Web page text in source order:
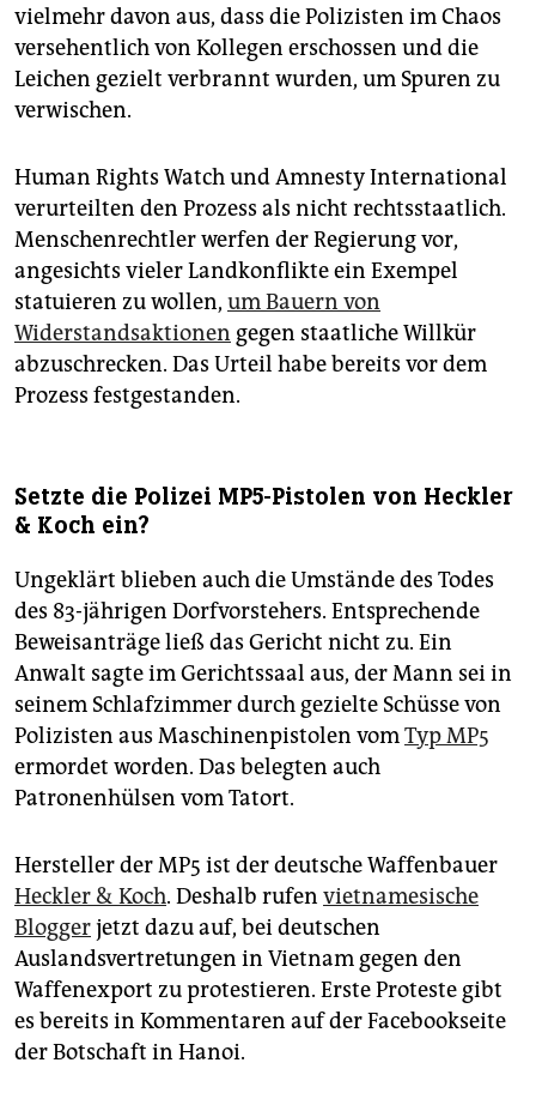
vielmehr davon aus, dass die Polizisten im Chaos
versehentlich von Kollegen erschossen und die
Leichen gezielt verbrannt wurden, um Spuren zu
verwischen.
Human Rights Watch und Amnesty International
verurteilten den Prozess als nicht rechtsstaatlich.
Menschenrechtler werfen der Regierung vor,
angesichts vieler Landkonflikte ein Exempel
statuieren zu wollen, um Bauern von
Widerstandsaktionen gegen staatliche Willkür
abzuschrecken. Das Urteil habe bereits vor dem
Prozess festgestanden.
Setzte die Polizei MP5-Pistolen von Heckler
& Koch ein?
Ungeklärt blieben auch die Umstände des Todes
des 83-jährigen Dorfvorstehers. Entsprechende
Beweisanträge ließ das Gericht nicht zu. Ein
Anwalt sagte im Gerichtssaal aus, der Mann sei in
seinem Schlafzimmer durch gezielte Schüsse von
Polizisten aus Maschinenpistolen vomTyp MP5
ermordet worden. Das belegten auch
Patronenhülsen vom Tatort.
Hersteller der MP5 ist der deutsche Waffenbauer
Heckler & Koch. Deshalb rufen vietnamesische
Bloggerjetzt dazu auf, bei deutschen
Auslandsvertretungen in Vietnam gegen den
Waffenexport zu protestieren. Erste Proteste gibt
es bereits in Kommentaren auf der Face­bookseite
der Botschaft in Hanoi.